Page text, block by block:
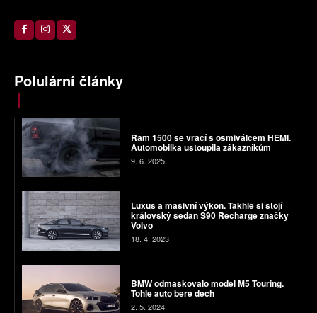
Polulární články
Ram 1500 se vrací s osmiválcem HEMI.
Automobilka ustoupila zákazníkům
9. 6. 2025
Luxus a masivní výkon. Takhle si stojí
královský sedan S90 Recharge značky
Volvo
18. 4. 2023
BMW odmaskovalo model M5 Touring.
Tohle auto bere dech
2. 5. 2024